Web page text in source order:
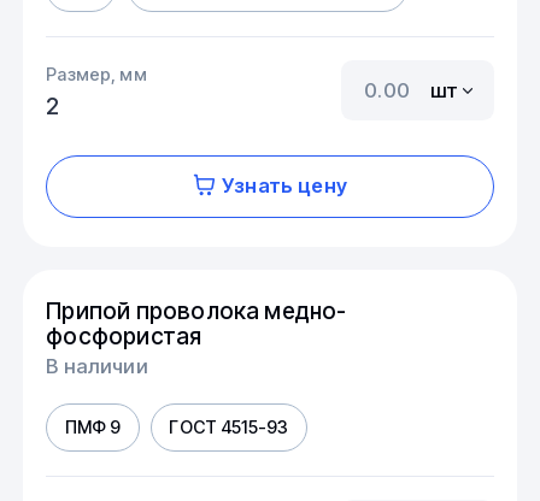
Размер, мм
2
шт
Узнать цену
Припой проволока медно-
фосфористая
В наличии
ПМФ 9 ГОСТ 4515-93